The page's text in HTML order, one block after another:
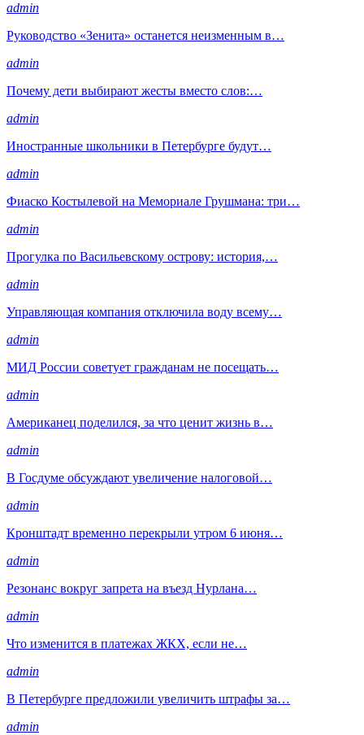
admin
Руководство «Зенита» останется неизменным в…
admin
Почему дети выбирают жесты вместо слов:…
admin
Иностранные школьники в Петербурге будут…
admin
Фиаско Костылевой на Мемориале Грушмана: три…
admin
Прогулка по Васильевскому острову: история,…
admin
Управляющая компания отключила воду всему…
admin
МИД России советует гражданам не посещать…
admin
Американец поделился, за что ценит жизнь в…
admin
В Госдуме обсуждают увеличение налоговой…
admin
Кронштадт временно перекрыли утром 6 июня…
admin
Резонанс вокруг запрета на въезд Нурлана…
admin
Что изменится в платежах ЖКХ, если не…
admin
В Петербурге предложили увеличить штрафы за…
admin